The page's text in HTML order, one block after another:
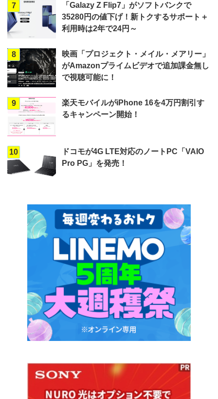
7
「Galazy Z Flip7」がソフトバンクで
35280円の値下げ！新トクするサポート＋
利用時は2年で24円～
8
映画「プロジェクト・メイル・メアリー」
がAmazonプライムビデオで追加課金無し
で視聴可能に！
9
楽天モバイルがiPhone 16を4万円割引す
るキャンペーン開始！
10
ドコモが4G LTE対応のノートPC「VAIO
Pro PG」を発売！